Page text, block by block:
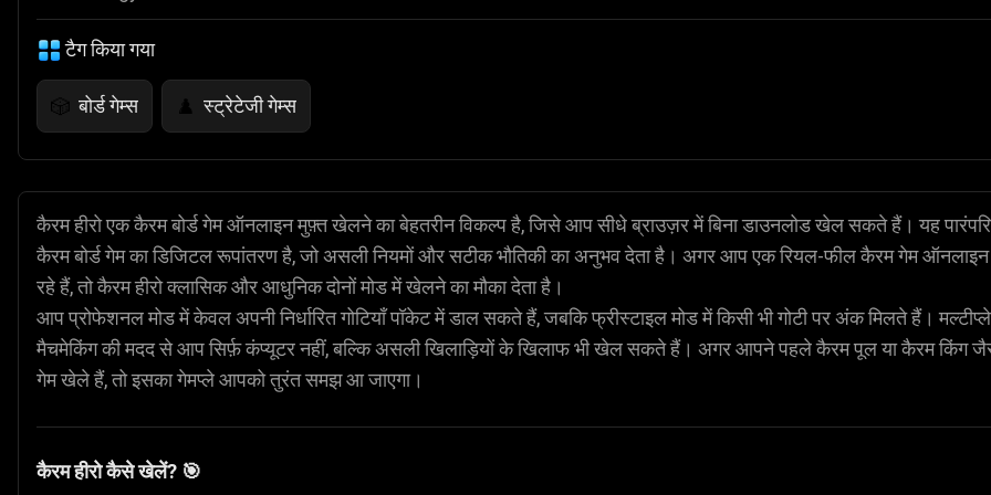
टैग किया गया
🎲 बोर्ड गेम्स ♟️ स्ट्रेटेजी गेम्स
कैरम हीरो एक कैरम बोर्ड गेम ऑनलाइन मुफ़्त खेलने का बेहतरीन विकल्प है, जिसे आप सीधे ब्राउज़र में बिना डाउनलोड खेल सकते हैं। यह
कैरम बोर्ड गेम का डिजिटल रूपांतरण है, जो असली नियमों और सटीक भौतिकी का अनुभव देता है। अगर आप एक रियल-फील कैरम गेम
रहे हैं, तो कैरम हीरो क्लासिक और आधुनिक दोनों मोड में खेलने का मौका देता है।
आप प्रोफेशनल मोड में केवल अपनी निर्धारित गोटियाँ पॉकेट में डाल सकते हैं, जबकि फ्रीस्टाइल मोड में किसी भी गोटी पर अंक मिलते हैं।
मैचमेकिंग की मदद से आप सिर्फ़ कंप्यूटर नहीं, बल्कि असली खिलाड़ियों के खिलाफ भी खेल सकते हैं। अगर आपने पहले कैरम पूल या कैरम किंग
गेम खेले हैं, तो इसका गेमप्ले आपको तुरंत समझ आ जाएगा।
कैरम हीरो कैसे खेलें? 🎯